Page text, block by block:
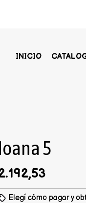
INICIO
5
Elegí cómo pagar y